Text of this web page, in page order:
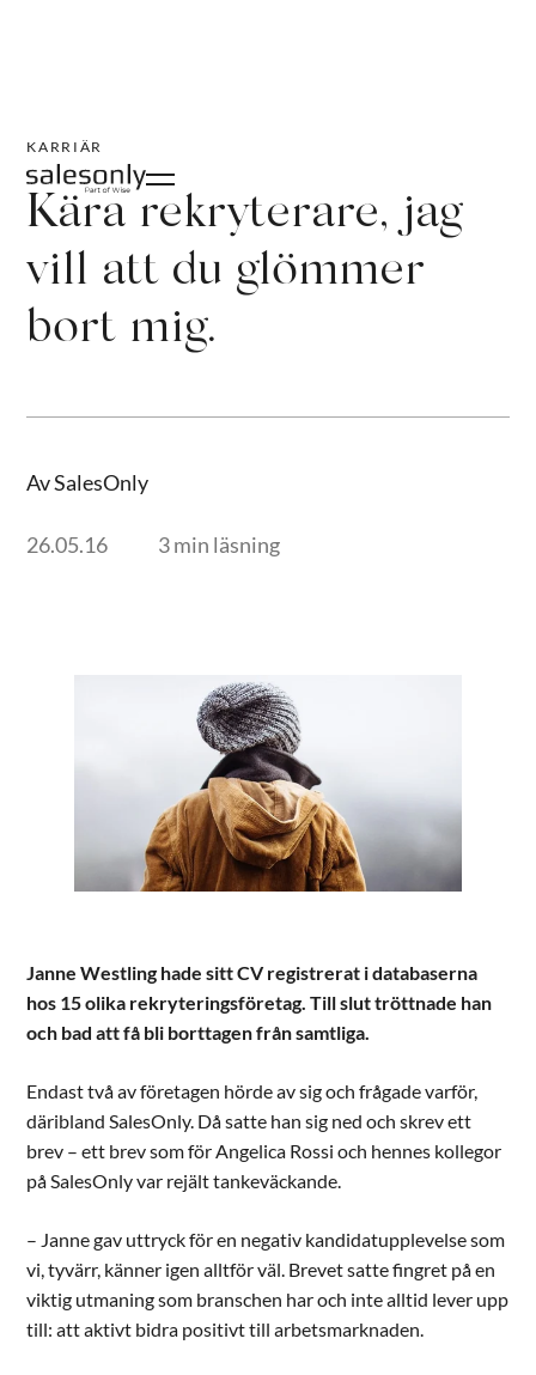
KARRIÄR
Kära rekryterare, jag
vill att du glömmer
bort mig.
Av SalesOnly
26.05.16 3 min läsning
Janne Westling hade sitt CV registrerat i databaserna
hos 15 olika rekryteringsföretag. Till slut tröttnade han
och bad att få bli borttagen från samtliga.
Endast två av företagen hörde av sig och frågade varför,
däribland SalesOnly. Då satte han sig ned och skrev ett
brev – ett brev som för Angelica Rossi och hennes kollegor
på SalesOnly var rejält tankeväckande.
– Janne gav uttryck för en negativ kandidatupplevelse som
vi, tyvärr, känner igen alltför väl. Brevet satte fingret på en
viktig utmaning som branschen har och inte alltid lever upp
till: att aktivt bidra positivt till arbetsmarknaden.